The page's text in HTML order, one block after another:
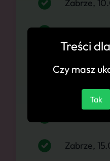
Zabrze,
Zabrze,
Zabrze,
Zabrze,
Treści
Czy masz
Tak